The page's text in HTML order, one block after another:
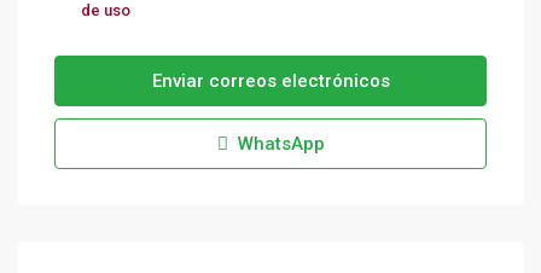
de uso
Enviar correos electrónicos
WhatsApp